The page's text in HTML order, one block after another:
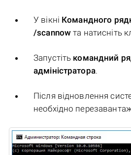
У вікні Командного
/scannow та натисніть
Запустіть командний
адміністратора.
Після відновлення
необхідно